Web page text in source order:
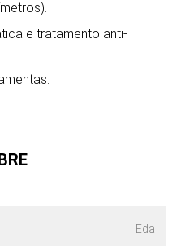
e tratamento anti-
Eda